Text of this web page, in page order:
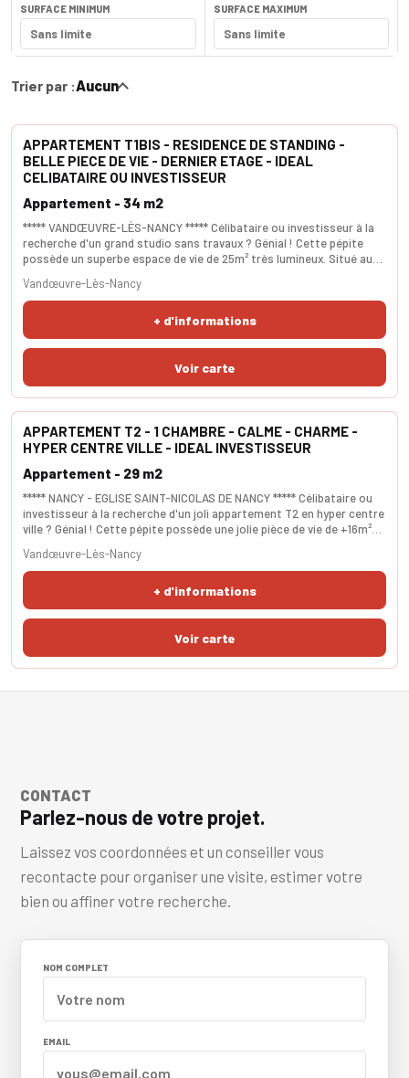
SURFACE MINIMUM SURFACE MAXIMUM
Trier par :Aucun
APPARTEMENT T1BIS - RESIDENCE DE STANDING -
BELLE PIECE DE VIE - DERNIER ETAGE - IDEAL
CELIBATAIRE OU INVESTISSEUR
***** VANDŒUVRE-LÈS-NANCY ***** Célibataire ou investisseur à la
recherche d'un grand studio sans travaux ? Génial ! Cette pépite
possède un superbe espace de vie de 25m² très lumineux. Situé au
très tendance. La résidence est très recherchée et sécurisée. La
cave est saine. Le parking est idéal pour votre véhicule. Le coup de
Appartement - 34 m2
+ d'informations
Vandœuvre-Lès-Nancy
APPARTEMENT T2 - 1 CHAMBRE - CALME - CHARME -
HYPER CENTRE VILLE - IDEAL INVESTISSEUR
***** NANCY - EGLISE SAINT-NICOLAS DE NANCY ***** Célibataire ou
investisseur à la recherche d'un joli appartement T2 en hyper centre
ville ? Génial ! Cette pépite possède une jolie pièce de vie de +16m²
avec rangement. La sde-wc est fonctionnelle. Le charme est en
rendez-vous. Le coup de coeur est assuré. Aucuns travaux à
prévoir. Posez juste vos meubl
Appartement - 29 m2
+ d'informations
Vandœuvre-Lès-Nancy
CONTACT
Parlez-nous de votre projet.
Laissez vos coordonnées et un conseiller vous
recontacte pour organiser une visite, estimer votre
bien ou affiner votre recherche.
NOM COMPLET
EMAIL